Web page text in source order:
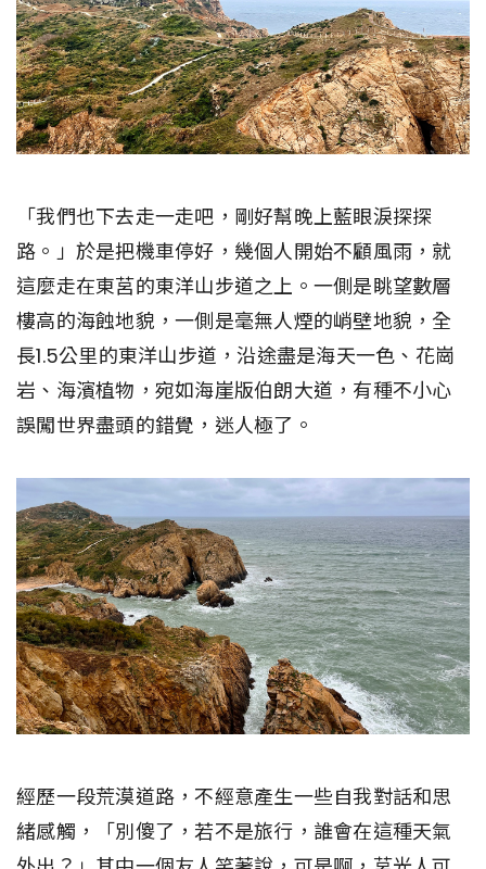
「我們也下去走一走吧，剛好幫晚上藍眼淚探探
路。」於是把機車停好，幾個人開始不顧風雨，就
這麼走在東莒的東洋山步道之上。一側是眺望數層
樓高的海蝕地貌，一側是毫無人煙的峭壁地貌，全
長1.5公里的東洋山步道，沿途盡是海天一色、花崗
岩、海濱植物，宛如海崖版伯朗大道，有種不小心
誤闖世界盡頭的錯覺，迷人極了。
經歷一段荒漠道路，不經意產生一些自我對話和思
緒感觸，「別傻了，若不是旅行，誰會在這種天氣